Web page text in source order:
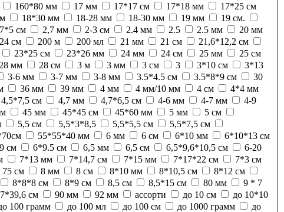
160*80 мм 17 мм 17*17 см 17*18 мм
17*25 см
18*30 мм 18-28 мм 18-30 мм 19 мм
19 см.
см 2,7 мм 2-3 см 2.4 мм 2.5 2.5 мм
20 мм
см 200 м 200 мл 21 мм 21 см
21,6*12,2 см
23*25 см 23*26 мм 24 мм 24 см 25 мм
25 см
28 мм 28 см 3 м 3 мм 3 см 3 3*10 см
3*13
3-6 мм 3-7 мм 3-8 мм 3.5*4.5 см 3.5*8*9 см
30
36 мм 39 мм 4 мм 4 мм/10 мм 4 см
4*4 мм
4,5*7,5 см 4,7 мм 4,7*6,5 см 4-6 мм 4-7 мм
4-9
45 мм 45*45 см 45*60 мм 5 мм
5 см
5,5 см 5,5*3*8,5 5,5*5,5 см
5,5*7,5 см
55*55*40 мм 6 мм 6 см 6*10 мм
6*10*13 см
см 6*9.5 см 6,5 мм 6,5 см 6,5*9,6*10,5 см
6-20
7*13 мм 7*14,7 см 7*15 мм 7*17*22 см
7*3 см
75 см 8 мм 8 см 8*10 мм 8*10,5 см
8*12 см
8*8*8 см 8*9 см 8,5 см 8,5*15 см 80 мм
9 * 7
см 90 мм 92 мм ассорти до 10 см
до 10*10
100 грамм до 100 мл до 100 см до 1000 грамм
до